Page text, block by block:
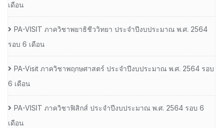
เดือน
PA-VISIT ภาควิชาพยาธิชีววิทยา ประจำปีงบประมาณ พ.ศ. 2564
รอบ 6 เดือน
PA-Visit ภาควิชาพฤกษศาสตร์ ประจำปีงบประมาณ พ.ศ. 2564 รอบ
6 เดือน
PA-VISIT ภาควิชาฟิสิกส์ ประจำปีงบประมาณ พ.ศ. 2564 รอบ 6
เดือน